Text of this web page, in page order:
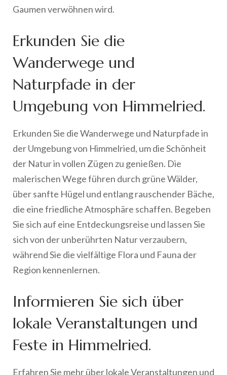
Gaumen verwöhnen wird.
Erkunden Sie die
Wanderwege und
Naturpfade in der
Umgebung von Himmelried.
Erkunden Sie die Wanderwege und Naturpfade in
der Umgebung von Himmelried, um die Schönheit
der Natur in vollen Zügen zu genießen. Die
malerischen Wege führen durch grüne Wälder,
über sanfte Hügel und entlang rauschender Bäche,
die eine friedliche Atmosphäre schaffen. Begeben
Sie sich auf eine Entdeckungsreise und lassen Sie
sich von der unberührten Natur verzaubern,
während Sie die vielfältige Flora und Fauna der
Region kennenlernen.
Informieren Sie sich über
lokale Veranstaltungen und
Feste in Himmelried.
Erfahren Sie mehr über lokale Veranstaltungen und